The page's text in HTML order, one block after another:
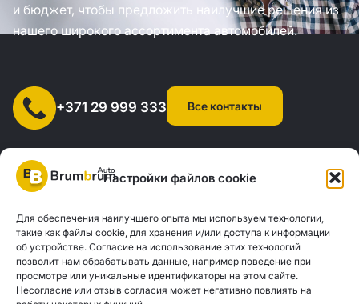
Настройки файлов cookie
Для обеспечения наилучшего опыта мы используем технологии,
такие как файлы cookie, для хранения и/или доступа к информации
об устройстве. Согласие на использование этих технологий
позволит нам обрабатывать данные, например поведение при
просмотре или уникальные идентификаторы на этом сайте.
Несогласие или отзыв согласия может негативно повлиять на
и бюджет, чтобы предложить наилучшие решения из
нашего широкого ассортимента автомобилей.
+371 29 999 333 Все контакты
SIA "AUTOCLICK", рег. № 40203371960, адрес: ул. Мазюмправас
77, Рига, LV-1063 |20260160
Политика конфиденциальностиКонтакты